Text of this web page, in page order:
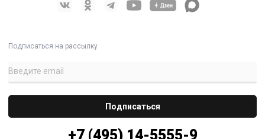
Подписаться на рассылку
+7 (495) 14-5555-9